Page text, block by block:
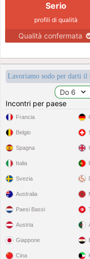
Serio
profili di qualità
Qualità confermata
Lavoriamo sodo per darti
Incontri per paese
Francia
Belgio
Spagna
Italia
Svezia
Australia
Paesi Bassi
Austria
Giappone
Cina